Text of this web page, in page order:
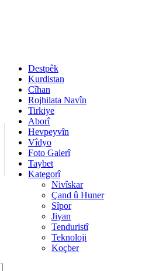
Destpêk
Kurdistan
Cîhan
Rojhilata Navîn
Tirkiye
Aborî
Hevpeyvîn
Vîdyo
Foto Galerî
Taybet
Kategorî
Nivîskar
Çand û Huner
Sîpor
Jiyan
Tenduristî
Teknoloji
Koçber